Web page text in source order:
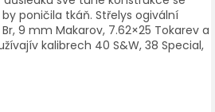
poničila tkáň. Střelys ogivální
9 mm Makarov, 7.62×25 Tokarev a
kalibrech 40 S&W, 38 Special,